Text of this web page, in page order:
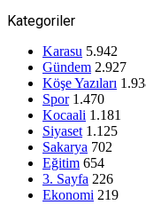
Kategoriler
Karasu 5.942
Gündem 2.927
Köşe Yazıları
Spor 1.470
Kocaali 1.181
Siyaset 1.125
Sakarya 702
Eğitim 654
3. Sayfa 226
Ekonomi 219